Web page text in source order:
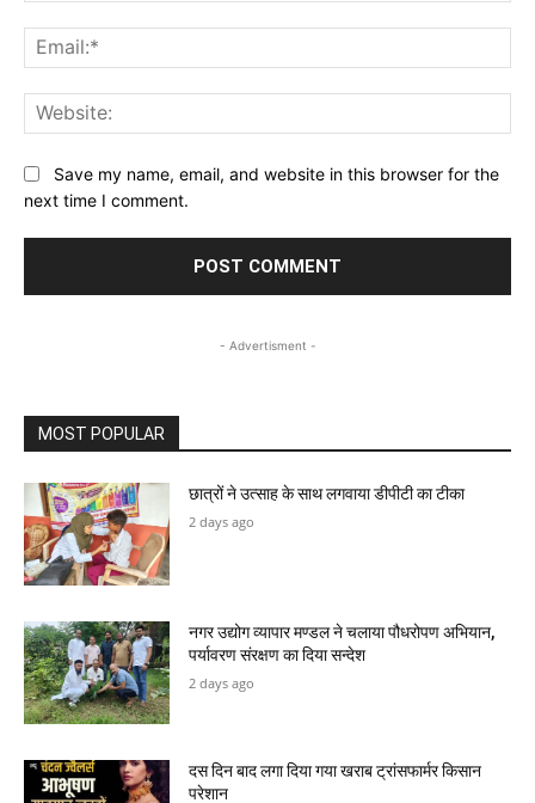
Save my name, email, and website in this browser for the
next time I comment.
- Advertisment -
MOST POPULAR
छात्रों ने उत्साह के साथ लगवाया डीपीटी का टीका
2 days ago
नगर उद्योग व्यापार मण्डल ने चलाया पौधरोपण अभियान,
पर्यावरण संरक्षण का दिया सन्देश
2 days ago
दस दिन बाद लगा दिया गया खराब ट्रांसफार्मर किसान
परेशान